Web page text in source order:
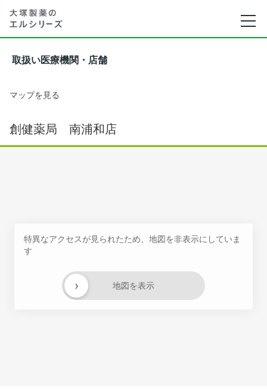
取扱い医療機関・店舗
マップを見る
創健薬局 南浦和店
特異なアクセスが見られたため、地図を非表示にしていま
す
地図を表示
›